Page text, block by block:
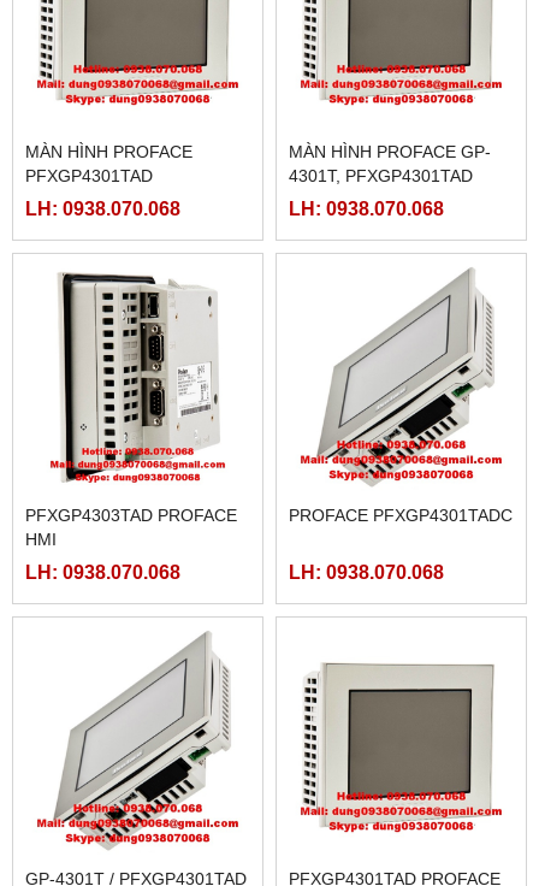
MÀN HÌNH PROFACE
PFXGP4301TAD
LH: 0938.070.068
MÀN HÌNH PROFACE GP-
4301T, PFXGP4301TAD
LH: 0938.070.068
PFXGP4303TAD PROFACE
HMI
LH: 0938.070.068
PROFACE PFXGP4301TADC
LH: 0938.070.068
GP-4301T / PFXGP4301TAD PFXGP4301TAD PROFACE